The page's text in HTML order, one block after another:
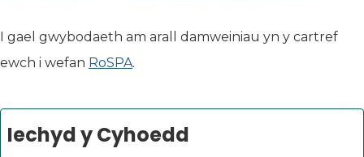
I gael gwybodaeth am arall damweiniau yn y cartref
ewch i wefan RoSPA(yn agor mewn tab newydd)
.
Iechyd y Cyhoedd